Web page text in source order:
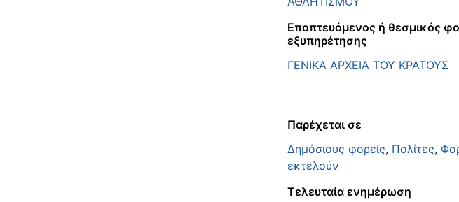
Εποπτευόμενος ή θεσμικός
εξυπηρέτησης
ΓΕΝΙΚΑ ΑΡΧΕΙΑ ΤΟΥ ΚΡΑΤΟΥΣ
Παρέχεται σε
Δημόσιους φορείς, Πολίτες,
εκτελούν
Τελευταία ενημέρωση